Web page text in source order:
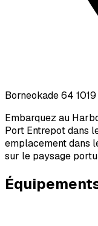
Borneokade 64
Embarquez au
Port Entrepot dans
emplacement dans
sur le paysage